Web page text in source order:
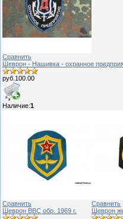
Сравнить
Шеврон - Нашивка - охранное
руб.100.00
Наличие:1
Сравнить
Шеврон ВВС обр. 1969 г.
Сравнить
Шеврон